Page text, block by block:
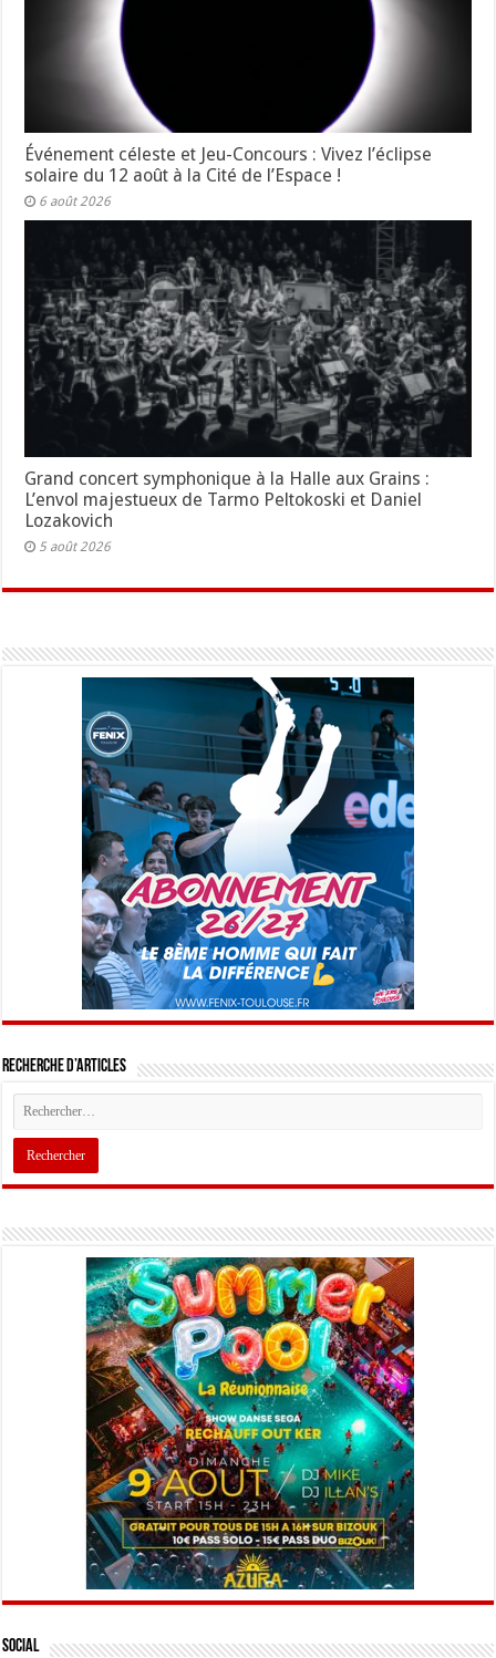
Événement céleste et Jeu-Concours : Vivez l’éclipse
solaire du 12 août à la Cité de l’Espace !
6 août 2026
Grand concert symphonique à la Halle aux Grains :
L’envol majestueux de Tarmo Peltokoski et Daniel
Lozakovich
5 août 2026
Recherche d’articles
Social